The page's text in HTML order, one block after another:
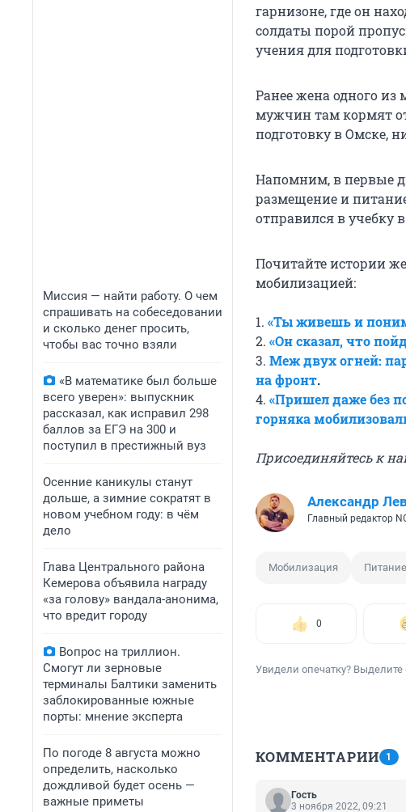
Миссия — найти работу. О чем
спрашивать на собеседовании
и сколько денег просить,
чтобы вас точно взяли
«В математике был больше
всего уверен»: выпускник
рассказал, как исправил 298
баллов за ЕГЭ на 300 и
поступил в престижный вуз
Осенние каникулы станут
дольше, а зимние сократят в
новом учебном году: в чём
дело
Глава Центрального района
Кемерова объявила награду
«за голову» вандала-анонима,
что вредит городу
Вопрос на триллион.
Смогут ли зерновые
терминалы Балтики заменить
заблокированные южные
порты: мнение эксперта
По погоде 8 августа можно
определить, насколько
дождливой будет осень —
важные приметы
гарнизоне, где он
солдаты порой
учения для
Ранее жена одного
мужчин там кормят
подготовку в Омске,
Напомним, в первые
размещение и
отправился в учебку
Почитайте истории
мобилизацией:
1. «Ты живешь и
2. «Он сказал, что
3. Меж двух огней:
на фронт.
4. «Пришел даже без
горняка
Присоединяйтесь к
Александр
Главный редактор
Мобилизация Питание
0
Увидели опечатку?
КОММЕНТАРИИ 1
Гость
3 ноября 2022, 09:21